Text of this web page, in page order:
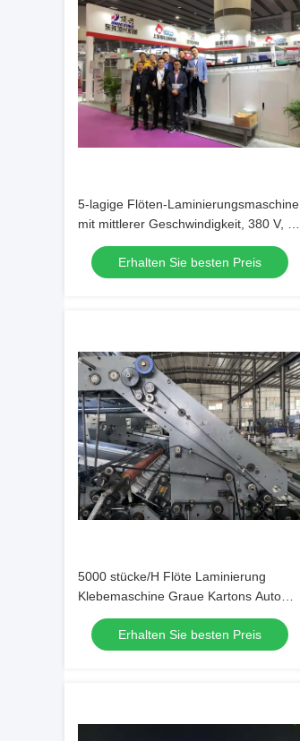
5-lagige Flöten-Laminierungsmaschine
mit mittlerer Geschwindigkeit, 380 V, 30
Erhalten Sie besten Preis
5000 stücke/H Flöte Laminierung
Klebemaschine Graue Kartons Auto
Flöte Laminator
Erhalten Sie besten Preis